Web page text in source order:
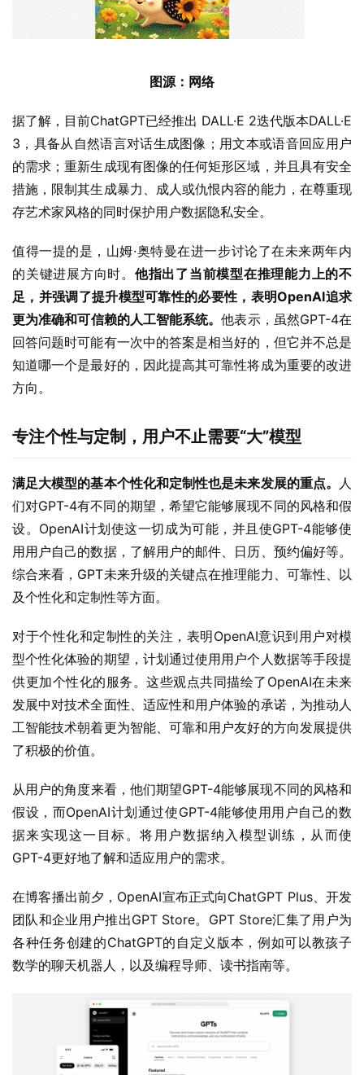
图源：网络
据了解，目前ChatGPT已经推出 DALL·E 2迭代版本DALL·E
3，具备从自然语言对话生成图像；用文本或语音回应用户
的需求；重新生成现有图像的任何矩形区域，并且具有安全
措施，限制其生成暴力、成人或仇恨内容的能力，在尊重现
存艺术家风格的同时保护用户数据隐私安全。
值得一提的是，山姆·奥特曼在进一步讨论了在未来两年内
的关键进展方向时。 他指出了当前模型在推理能力上的不
足，并强调了提升模型可靠性的必要性，表明OpenAI追求
更为准确和可信赖的人工智能系统。他表示，虽然GPT-4在
回答问题时可能有一次中的答案是相当好的，但它并不总是
知道哪一个是最好的，因此提高其可靠性将成为重要的改进
方向。
专注个性与定制，用户不止需要“大”模型
满足大模型的基本个性化和定制性也是未来发展的重点。
人
们对GPT-4有不同的期望，希望它能够展现不同的风格和假
设。OpenAI计划使这一切成为可能，并且使GPT-4能够使
用用户自己的数据，了解用户的邮件、日历、预约偏好等。
综合来看，GPT未来升级的关键点在推理能力、可靠性、以
及个性化和定制性等方面。
对于个性化和定制性的关注，表明OpenAI意识到用户对模
型个性化体验的期望，计划通过使用用户个人数据等手段提
供更加个性化的服务。这些观点共同描绘了OpenAI在未来
发展中对技术全面性、适应性和用户体验的承诺，为推动人
工智能技术朝着更为智能、可靠和用户友好的方向发展提供
了积极的价值。
从用户的角度来看，他们期望GPT-4能够展现不同的风格和
假设，而OpenAI计划通过使GPT-4能够使用用户自己的数
据来实现这一目标。将用户数据纳入模型训练，从而使
GPT-4更好地了解和适应用户的需求。
在博客播出前夕，OpenAI宣布正式向ChatGPT Plus、开发
团队和企业用户推出GPT Store。GPT Store汇集了用户为
各种任务创建的ChatGPT的自定义版本，例如可以教孩子
数学的聊天机器人，以及编程导师、读书指南等。